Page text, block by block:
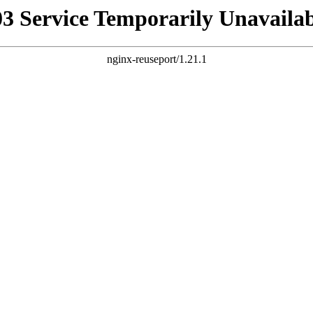
Service Temporarily
nginx-reuseport/1.21.1